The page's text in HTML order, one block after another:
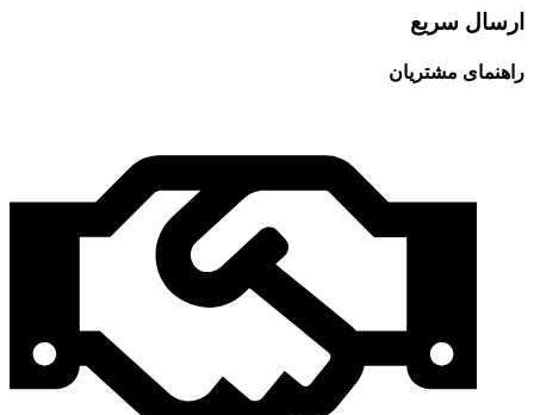
ارسال سریع
راهنمای مشتریان